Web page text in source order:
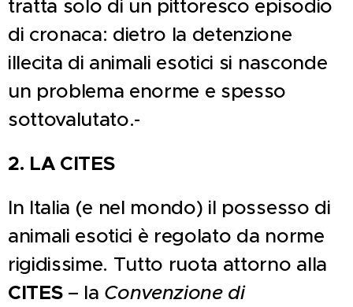
tratta solo di un pittoresco episodio
di cronaca: dietro la detenzione
illecita di animali esotici si nasconde
un problema enorme e spesso
sottovalutato.-
2. LA CITES
In Italia (e nel mondo) il possesso di
animali esotici è regolato da norme
rigidissime. Tutto ruota attorno alla
CITES– la Convenzione di